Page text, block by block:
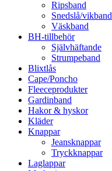
Ripsband
Snedslå/vikband
Väskband
BH-tillbehör
Självhäftande
Strumpeband
Blixtlås
Cape/Poncho
Fleeceprodukter
Gardinband
Hakor & hyskor
Kläder
Knappar
Jeansknappar
Tryckknappar
Laglappar